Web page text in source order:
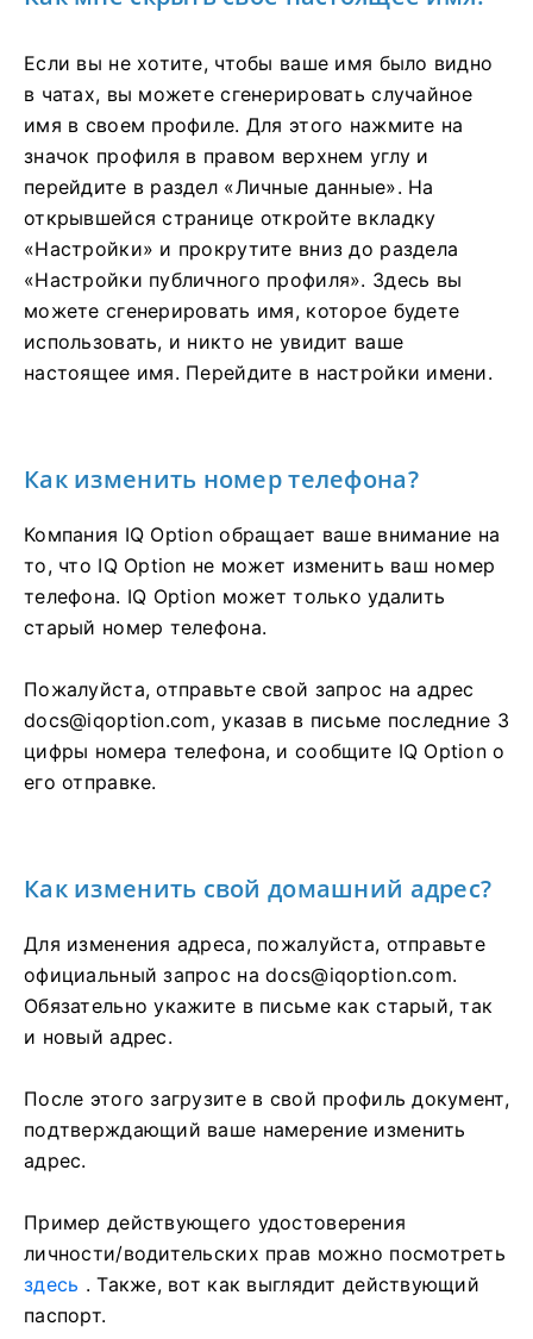
Если вы не хотите, чтобы ваше имя было видно
в чатах, вы можете сгенерировать случайное
имя в своем профиле. Для этого нажмите на
значок профиля в правом верхнем углу и
перейдите в раздел «Личные данные». На
открывшейся странице откройте вкладку
«Настройки» и прокрутите вниз до раздела
«Настройки публичного профиля». Здесь вы
можете сгенерировать имя, которое будете
использовать, и никто не увидит ваше
настоящее имя. Перейдите в настройки имени.
Как изменить номер телефона?
Компания IQ Option обращает ваше внимание на
то, что IQ Option не может изменить ваш номер
телефона. IQ Option может только удалить
старый номер телефона.
Пожалуйста, отправьте свой запрос на адрес
docs@iqoption.com, указав в письме последние 3
цифры номера телефона, и сообщите IQ Option о
его отправке.
Как изменить свой домашний адрес?
Для изменения адреса, пожалуйста, отправьте
официальный запрос наdocs@iqoption.com.
Обязательно укажите в письме как старый, так
и новый адрес.
После этого загрузите в свой профиль документ,
подтверждающий ваше намерение изменить
адрес.
Пример действующего удостоверения
личности/водительских прав можно посмотреть
здесь . Также, вот как выглядит действующий
паспорт.